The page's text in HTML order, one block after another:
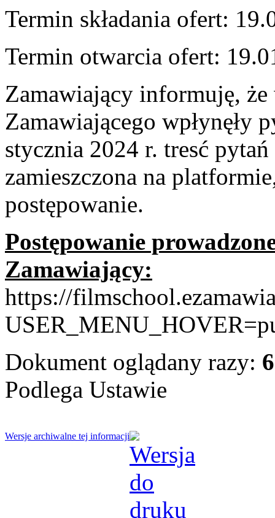
Termin składania ofert:
Termin otwarcia ofert:
Zamawiający informuję,
Zamawiającego wpłynęły
stycznia 2024 r. tresć
zamieszczona na
postępowanie.
Postępowanie
Zamawiający:
https://
Dokument oglądany razy:
Podlega Ustawie
Wersje archiwalne tej informacji